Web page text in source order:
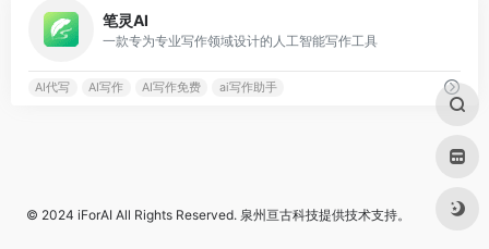
笔灵AI
一款专为专业写作领域设计的人工智能写作工具
AI代写 AI写作 AI写作免费 ai写作助手
© 2024 iForAI All Rights Reserved. 泉州亘古科技提供技术支持。